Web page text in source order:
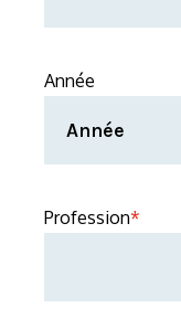
Année
Profession*